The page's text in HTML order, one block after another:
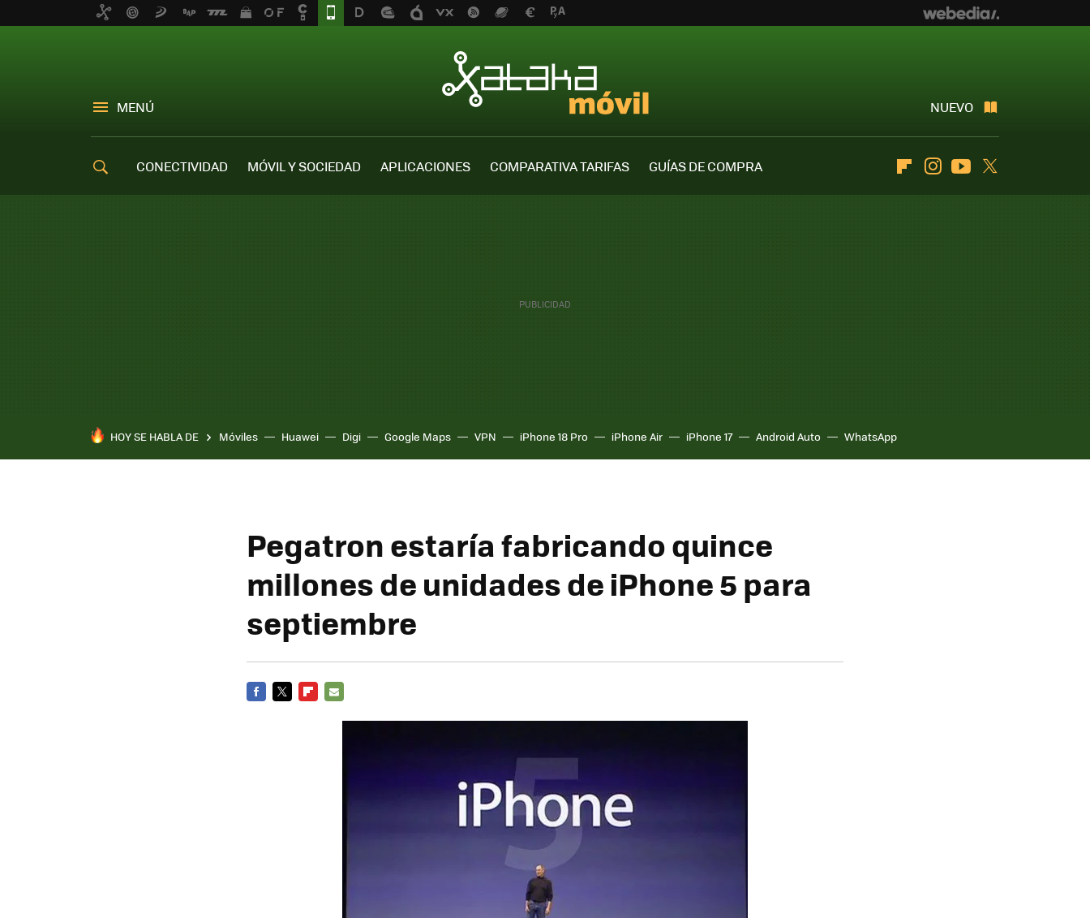
MENÚ NUEVO
CONECTIVIDAD MÓVIL Y SOCIEDAD APLICACIONES COMPARATIVA TARIFAS
GUÍAS DE COMPRA
FlipboardInstagramYoutube
HOY SE HABLA DE Móviles Huawei Digi Google Maps VPN iPhone 18 Pro iPhone Air iPhone 17 Android Auto WhatsApp
Pegatron estaría fabricando quince
millones de unidades de iPhone 5 para
septiembre